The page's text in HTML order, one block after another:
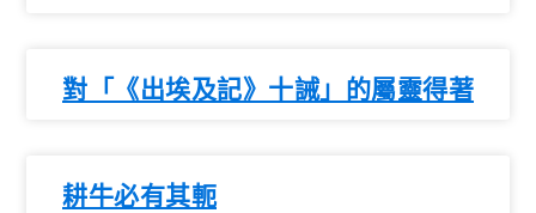
對「《出埃及記》十誡」的屬靈得著
耕牛必有其軛